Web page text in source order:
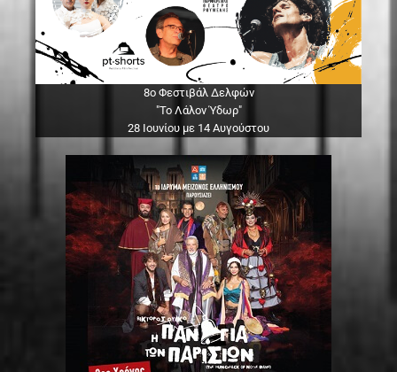
8ο Φεστιβάλ Δελφών
"Το Λάλον Ύδωρ"
28 Ιουνίου με 14 Αυγούστου